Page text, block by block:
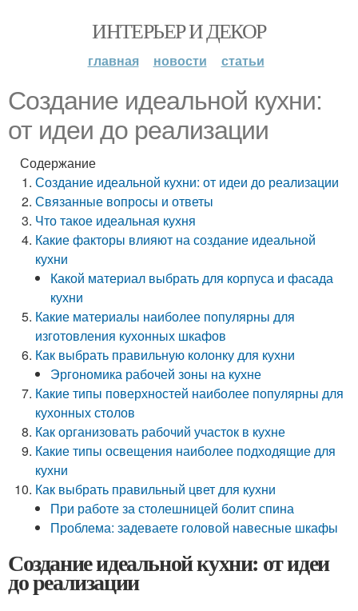
ИНТЕРЬЕР И ДЕКОР
главная новости статьи
Создание идеальной кухни:
от идеи до реализации
Содержание
Создание идеальной кухни: от идеи до реализации
Связанные вопросы и ответы
Что такое идеальная кухня
Какие факторы влияют на создание идеальной
кухни
Какой материал выбрать для корпуса и фасада
кухни
Какие материалы наиболее популярны для
изготовления кухонных шкафов
Как выбрать правильную колонку для кухни
Эргономика рабочей зоны на кухне
Какие типы поверхностей наиболее популярны для
кухонных столов
Как организовать рабочий участок в кухне
Какие типы освещения наиболее подходящие для
кухни
Как выбрать правильный цвет для кухни
При работе за столешницей болит спина
Проблема: задеваете головой навесные шкафы
Создание идеальной кухни: от идеи
до реализации